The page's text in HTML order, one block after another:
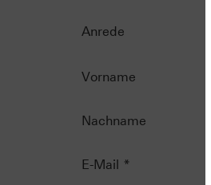
Anrede
Vorname
Nachname
E-Mail *